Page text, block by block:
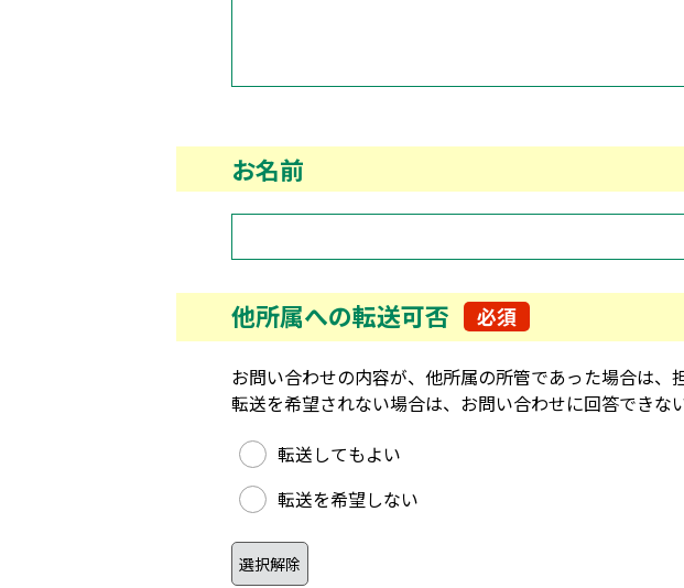
お名前
他所属への転送可否 必須
お問い合わせの内容が、他所属の所管であった場合は、
転送を希望されない場合は、お問い合わせに回答できな
他所属への転送可否
転送してもよい
転送を希望しない